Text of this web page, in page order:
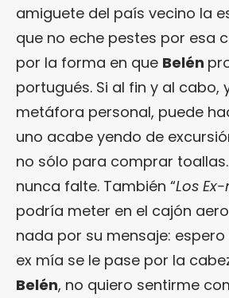
amiguete del país vecino la
que no eche pestes por esa
por la forma en que Belén
portugués. Si al fin y al cabo,
metáfora personal, puede
uno acabe yendo de
no sólo para comprar
nunca falte. También “Los
podría meter en el cajón
nada por su mensaje:
ex mía se le pase por la
Belén, no quiero sentirme